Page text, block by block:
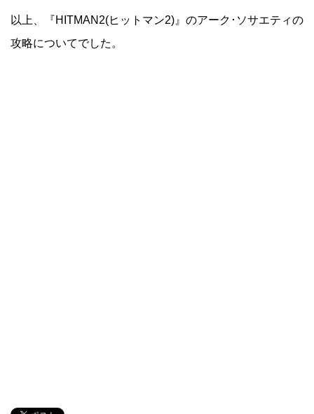
以上、『HITMAN2(ヒットマン2)』のアーク･ソサエティの
攻略についてでした。